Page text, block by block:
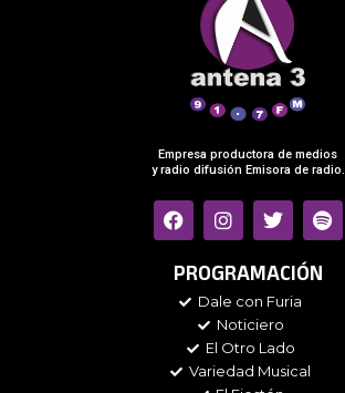
Empresa productora de medios
y radio difusión Emisora de radio.
F
a
e
o
I
n
t
g
r
a
m
T
w
t
e
r
S
p
t
PROGRAMACIÓN
Dale con Furia
Noticiero
El Otro Lado
Variedad Musical